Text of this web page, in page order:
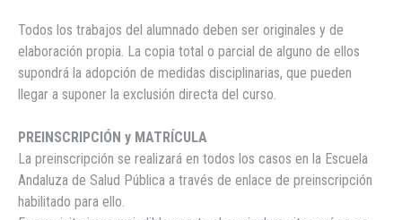
Todos los trabajos del alumnado deben ser originales y de
elaboración propia. La copia total o parcial de alguno de ellos
supondrá la adopción de medidas disciplinarias, que pueden
llegar a suponer la exclusión directa del curso.
PREINSCRIPCIÓN y MATRÍCULA
La preinscripción se realizará en todos los casos en la Escuela
Andaluza de Salud Pública a través de enlace de preinscripción
habilitado para ello.